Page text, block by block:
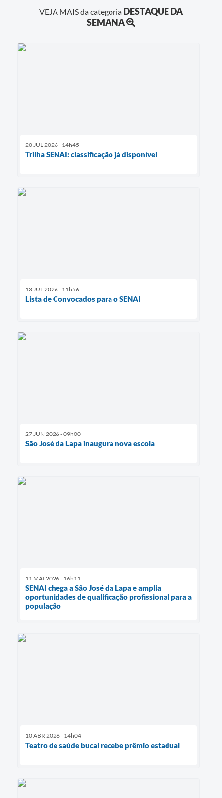
VEJA MAIS da categoria DESTAQUE DA
SEMANA
20 JUL 2026 - 14h45
Trilha SENAI: classificação já disponível
13 JUL 2026 - 11h56
Lista de Convocados para o SENAI
27 JUN 2026 - 09h00
São José da Lapa inaugura nova escola
11 MAI 2026 - 16h11
SENAI chega a São José da Lapa e amplia
oportunidades de qualificação profissional para a
população
10 ABR 2026 - 14h04
Teatro de saúde bucal recebe prêmio estadual